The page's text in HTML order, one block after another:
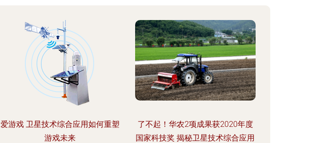
爱游戏 卫星技术综合应用如何重塑
游戏未来
了不起！华农2项成果获2020年度
国家科技奖 揭秘卫星技术综合应用